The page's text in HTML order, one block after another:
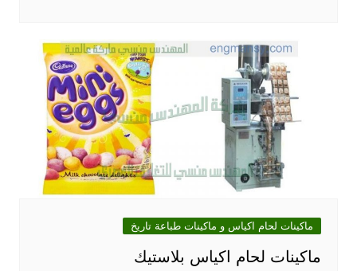
ماكينات لحام اكياس و ماكينات طباعة تاريخ
ماكينات لحام اكياس بلاستيك‎